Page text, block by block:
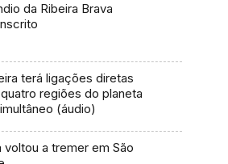
da Ribeira Brava
terá ligações diretas
regiões do planeta
(áudio)
voltou a tremer em São